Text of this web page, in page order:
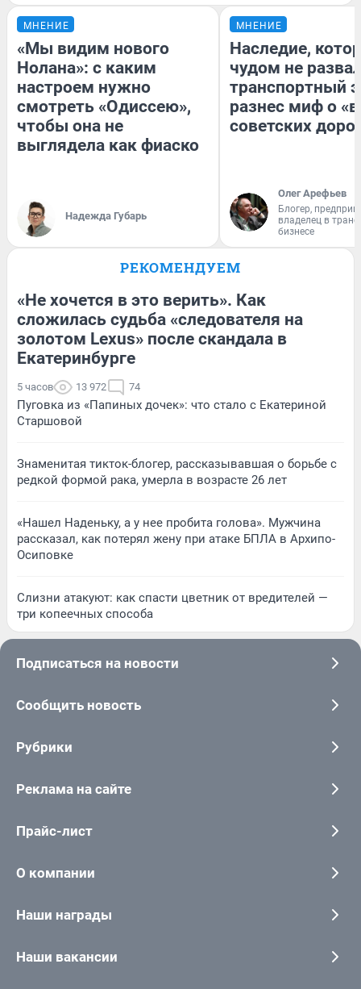
МНЕНИЕ
«Мы видим нового
Нолана»: с каким
настроем нужно
смотреть «Одиссею»,
чтобы она не
выглядела как фиаско
Надежда Губарь
МНЕНИЕ
Наследие,
чудом не
транспортный
разнес миф о
советских
Олег Арефьев
Блогер,
владелец в
бизнесе
РЕКОМЕНДУЕМ
«Не хочется в это верить». Как
сложилась судьба «следователя на
золотом Lexus» после скандала в
Екатеринбурге
5 часов 13 972 74
Пуговка из «Папиных дочек»: что стало с Екатериной
Старшовой
Знаменитая тикток-блогер, рассказывавшая о борьбе с
редкой формой рака, умерла в возрасте 26 лет
«Нашел Наденьку, а у нее пробита голова». Мужчина
рассказал, как потерял жену при атаке БПЛА в Архипо-
Осиповке
Слизни атакуют: как спасти цветник от вредителей —
три копеечных способа
Подписаться на новости
Сообщить новость
Рубрики
Реклама на сайте
Прайс-лист
О компании
Наши награды
Наши вакансии